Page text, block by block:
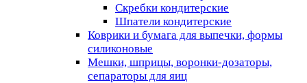
Скребки кондитерские
Шпатели кондитерские
Коврики и бумага для выпечки, формы
силиконовые
Мешки, шприцы, воронки-дозаторы,
сепараторы для яиц